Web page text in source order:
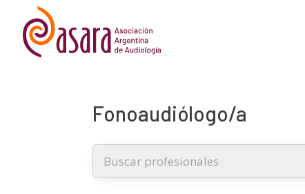
Fonoaudiólogo/a